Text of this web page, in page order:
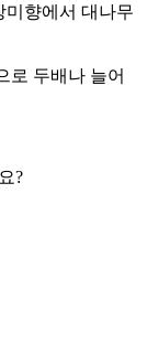
미향에서 대나무
로 두배나 늘어
?